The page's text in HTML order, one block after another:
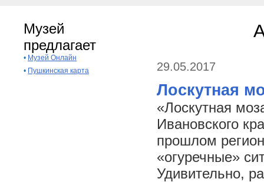
Музей
предлагает
• Музей Онлайн
• Пушкинская карта 29.05.2017
Лоскутная
«Лоскутная
Ивановского
прошлом
«огуречные»
Удивительно,